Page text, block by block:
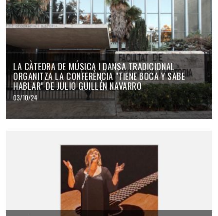
LA CÀTEDRA DE MÚSICA I DANSA TRADICIONAL
ORGANITZA LA CONFERÈNCIA "TIENE BOCA Y SABE
HABLAR" DE JULIO GUILLÉN NAVARRO
03/10/24